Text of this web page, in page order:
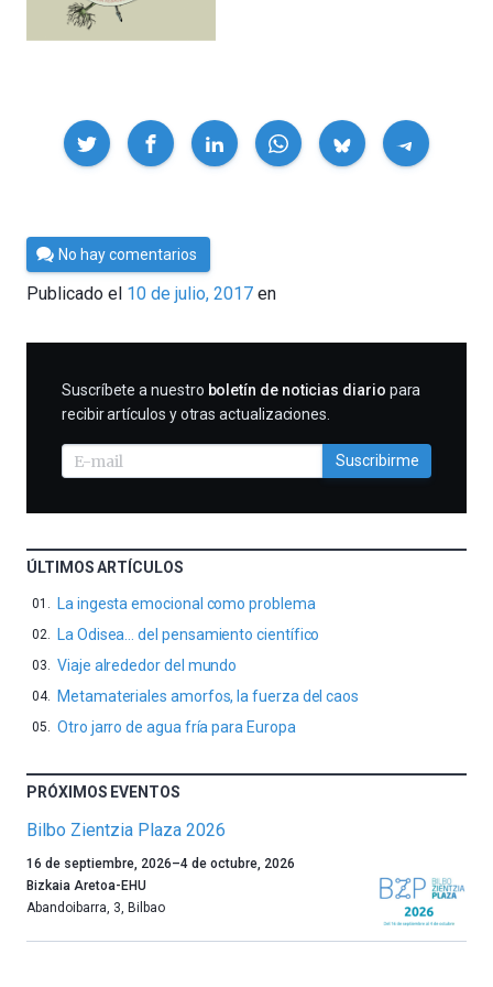
Compartir
Por
César
Tomé
No hay comentarios
Publicado el 10 de julio, 2017 en
SUSCRIBIRME
Suscríbete a nuestro boletín de noticias diario para
recibir artículos y otras actualizaciones.
Suscribirme
ÚLTIMOS ARTÍCULOS
La ingesta emocional como problema
La Odisea… del pensamiento científico
Viaje alrededor del mundo
Metamateriales amorfos, la fuerza del caos
Otro jarro de agua fría para Europa
PRÓXIMOS EVENTOS
Bilbo Zientzia Plaza 2026
Un
año
más,
16 de septiembre, 2026–4 de octubre, 2026
Bizkaia Aretoa-EHU
Abandoibarra, 3, Bilbao